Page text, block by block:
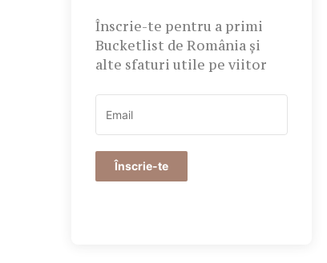
Înscrie-te pentru a primi
Bucketlist de România și
alte sfaturi utile pe viitor
Înscrie-te